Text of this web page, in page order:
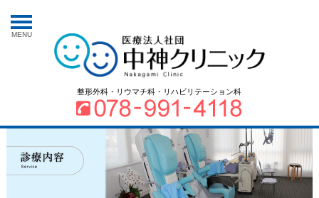
MENU
整形外科・リウマチ科・リハビリテーション科